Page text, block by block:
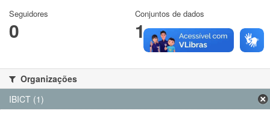
Seguidores
0
Conjuntos de dados
1
Organizações
IBICT (1)